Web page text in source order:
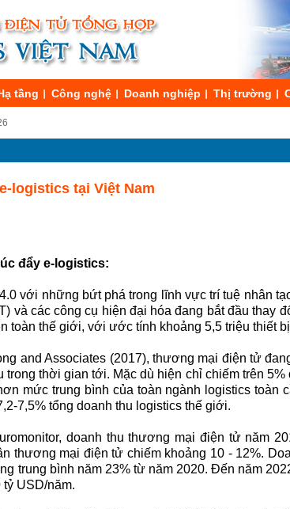
tầng Công nghệ Doanh nghiệp Thị trường
logistics tại Việt Nam
đẩy e-logistics:
với những bứt phá trong lĩnh vực trí tuệ nhân
và các công cụ hiện đại hóa đang bắt đầu thay
toàn thế giới, với ước tính khoảng 5,5 triệu thiết
and Associates (2017), thương mại điện tử
trong thời gian tới. Mặc dù hiện chỉ chiếm trên
mức trung bình của toàn ngành logistics toàn
7,5% tổng doanh thu logistics thế giới.
doanh thu thương mại điện tử năm
thương mại điện tử chiếm khoảng 10 - 12%.
trung bình năm 23% từ năm 2020. Đến năm
tỷ USD/năm.